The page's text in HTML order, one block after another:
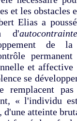
et les obstacles
Elias a
d'autocontrainte
de
et affective
se
remplacent
« l'individu
d'une atteinte